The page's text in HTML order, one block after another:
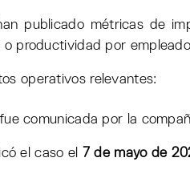
publicado métricas de
productividad por
operativos relevantes:
comunicada por la
el caso el 7 de mayo de